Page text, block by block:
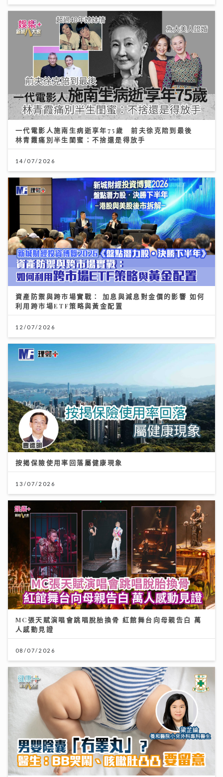
一代電影人施南生病逝享年75歲 前夫徐克陪到最後
林青霞痛別半生閨蜜：不捨還是得放手
14/07/2026
資產防禦與跨市場實戰： 加息與減息對金價的影響 如何
利用跨市場ETF策略與黃金配置
12/07/2026
按揭保險使用率回落屬健康現象
13/07/2026
MC張天賦演唱會跳唱脫胎換骨 紅館舞台向母親告白 萬
人感動見證
08/07/2026